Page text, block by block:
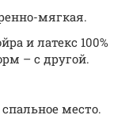
мягкая.
и латекс 100%
– с другой.
место.